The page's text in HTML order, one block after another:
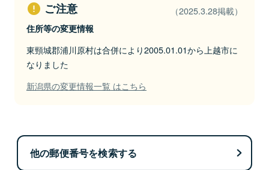
ご注意 （2025.3.28掲載）
住所等の変更情報
東頸城郡浦川原村は合併により2005.01.01から上越市に
なりました
新潟県の変更情報一覧 はこちら
他の郵便番号を検索する